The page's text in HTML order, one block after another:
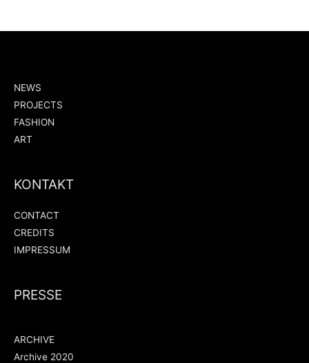
NEWS
PROJECTS
FASHION
ART
KONTAKT
CONTACT
CREDITS
IMPRESSUM
PRESSE
ARCHIVE
Archive 2020